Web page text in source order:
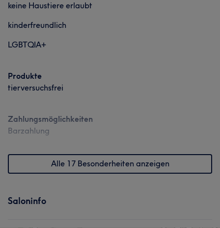
keine Haustiere erlaubt
kinderfreundlich
LGBTQIA+
Produkte
tierversuchsfrei
Zahlungsmöglichkeiten
Barzahlung
Alle 17 Besonderheiten anzeigen
Saloninfo